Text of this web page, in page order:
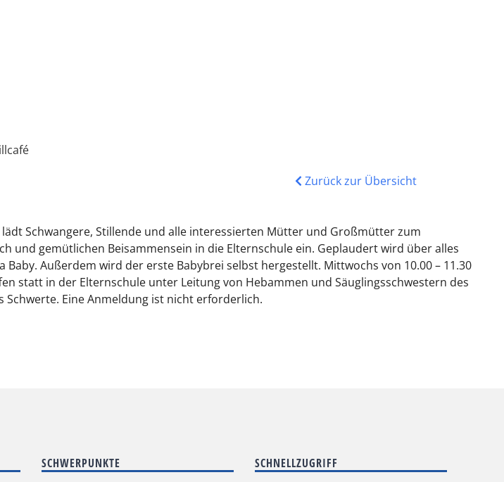
Zurück zur Übersicht
lädt Schwangere, Stillende und alle interessierten Mütter und Großmütter zum
und gemütlichen Beisammensein in die Elternschule ein. Geplaudert wird über alles
Baby. Außerdem wird der erste Babybrei selbst hergestellt. Mittwochs von 10.00 – 11.30
statt in der Elternschule unter Leitung von Hebammen und Säuglingsschwestern des
Schwerte. Eine Anmeldung ist nicht erforderlich.
SCHWERPUNKTE SCHNELLZUGRIFF